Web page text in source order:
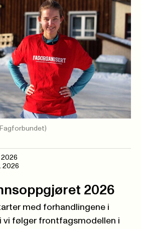
2026
2026
2026
med forhandlingene i
vi følger frontfagsmodellen i